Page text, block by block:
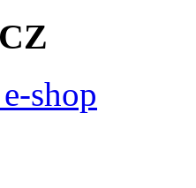
shop